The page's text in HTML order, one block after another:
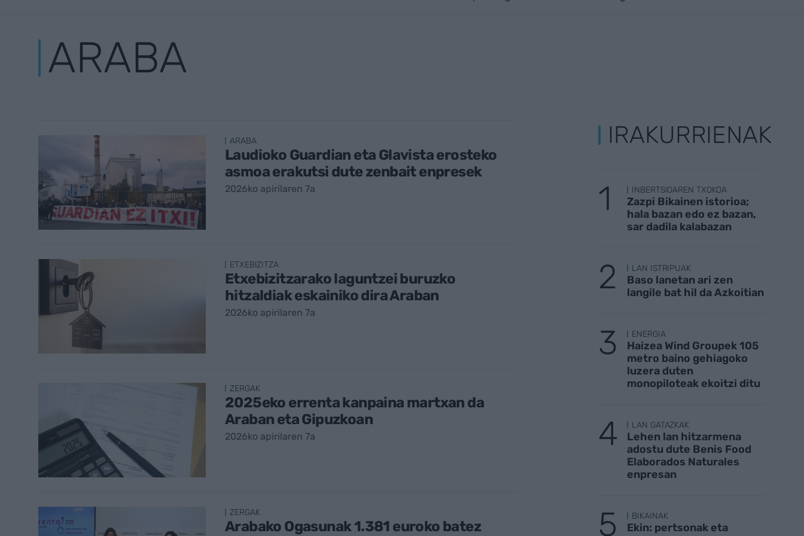
ARABA
ARABA
Laudioko Guardian eta Glavista erosteko
asmoa erakutsi dute zenbait enpresek
2026ko apirilaren 7a
ETXEBIZITZA
Etxebizitzarako laguntzei buruzko
hitzaldiak eskainiko dira Araban
2026ko apirilaren 7a
ZERGAK
2025eko errenta kanpaina martxan da
Araban eta Gipuzkoan
2026ko apirilaren 7a
ZERGAK
Arabako Ogasunak 1.381 euroko batez
IRAKURRIENAK
INBERTSIOAREN TXOKOA
Zazpi Bikainen istorioa;
hala bazan edo ez bazan,
sar dadila kalabazan
LAN ISTRIPUAK
Baso lanetan ari zen
langile bat hil da Azkoitian
ENERGIA
Haizea Wind Groupek 105
metro baino gehiagoko
luzera duten
monopiloteak ekoitzi ditu
LAN GATAZKAK
Lehen lan hitzarmena
adostu dute Benis Food
Elaborados Naturales
enpresan
BIKAINAK
Ekin: pertsonak eta